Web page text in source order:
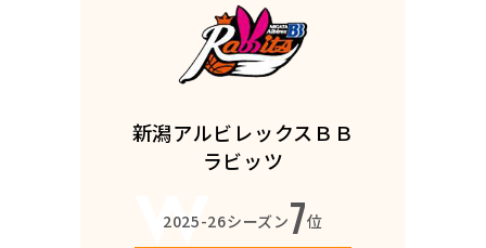
新潟アルビレックスＢＢ
ラビッツ
2025-26シーズン7位